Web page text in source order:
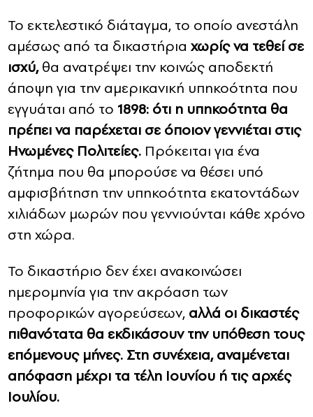
Το εκτελεστικό διάταγμα, το οποίο ανεστάλη
αμέσως από τα δικαστήρια χωρίς να τεθεί σε
ισχύ,θα ανατρέψει την κοινώς αποδεκτή
άποψη για την αμερικανική υπηκοότητα που
εγγυάται από το 1898: ότι η υπηκοότητα θα
πρέπει να παρέχεται σε όποιον γεννιέται στις
Ηνωμένες Πολιτείες. Πρόκειται για ένα
ζήτημα που θα μπορούσε να θέσει υπό
αμφισβήτηση την υπηκοότητα εκατοντάδων
χιλιάδων μωρών που γεννιούνται κάθε χρόνο
στη χώρα.
Το δικαστήριο δεν έχει ανακοινώσει
ημερομηνία για την ακρόαση των
προφορικών αγορεύσεων, αλλά οι δικαστές
πιθανότατα θα εκδικάσουν την υπόθεση τους
επόμενους μήνες. Στη συνέχεια, αναμένεται
απόφαση μέχρι τα τέλη Ιουνίου ή τις αρχές
Ιουλίου.